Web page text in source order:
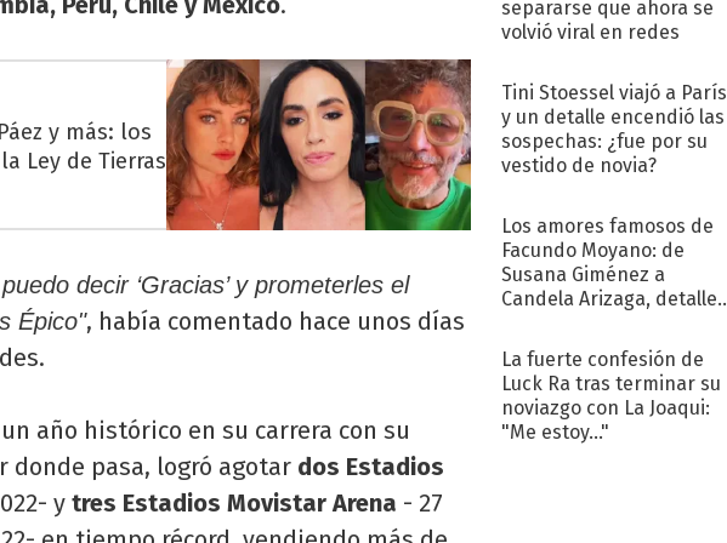
y más: los
Ley de Tierras
decir ‘Gracias’ y prometerles el
Épico", había comentado hace unos días
año histórico en su carrera con su
donde pasa, logró agotar dos Estadios
y tres Estadios Movistar Arena - 27
separarse que ahora se
volvió viral en redes
Tini Stoessel viajó a París
y un detalle encendió las
sospechas: ¿fue por su
vestido de novia?
Los amores famosos de
Facundo Moyano: de
Susana Giménez a
Candela Arizaga, detalles
sentimental
La fuerte confesión de
Luck Ra tras terminar su
noviazgo con La Joaqui:
"Me estoy..."